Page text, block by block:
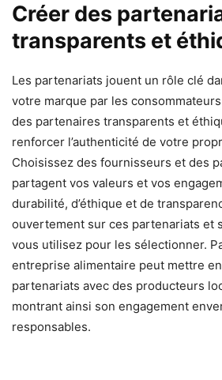
Créer des
transparents et
Les partenariats jouent un rôle clé
votre marque par les
des partenaires transparents et
renforcer l’authenticité de votre
Choisissez des fournisseurs et des
partagent vos valeurs et vos
durabilité, d’éthique et de
ouvertement sur ces partenariats et
vous utilisez pour les sélectionner.
entreprise alimentaire peut mettre
partenariats avec des producteurs
montrant ainsi son engagement
responsables.